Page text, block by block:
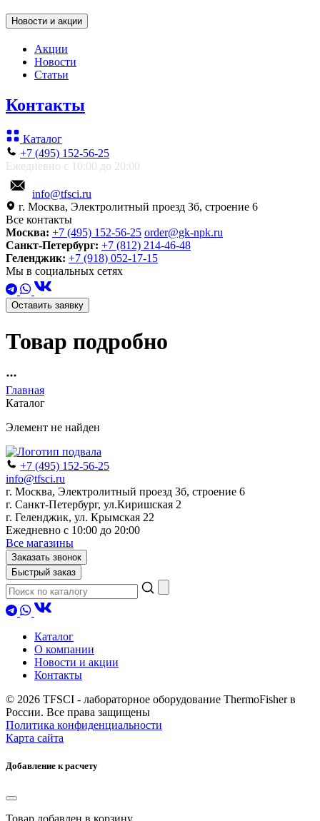
Новости и акции
Акции
Новости
Статьи
Контакты
Каталог
+7 (495) 152-56-25
Ежедневно с 10:00 до 20:00
info@tfsci.ru
г. Москва, Электролитный проезд 3б, строение 6
Все контакты
Москва: +7 (495) 152-56-25 order@gk-npk.ru
Санкт-Петербург: +7 (812) 214-46-48
Геленджик: +7 (918) 052-17-15
Мы в социальных сетях
Оставить заявку
Товар подробно
Главная
Каталог
Элемент не найден
+7 (495) 152-56-25
info@tfsci.ru
г. Москва, Электролитный проезд 3б, строение 6
г. Санкт-Петербург, ул.Киришская 2
г. Геленджик, ул. Крымская 22
Ежедневно с 10:00 до 20:00
Все магазины
Заказать звонок
Быстрый заказ
Каталог
О компании
Новости и акции
Контакты
© 2026 TFSCI - лабораторное оборудование ThermoFisher в
России. Все права защищены
Политика конфиденциальности
Карта сайта
Добавление к расчету
Товар добавлен в корзину